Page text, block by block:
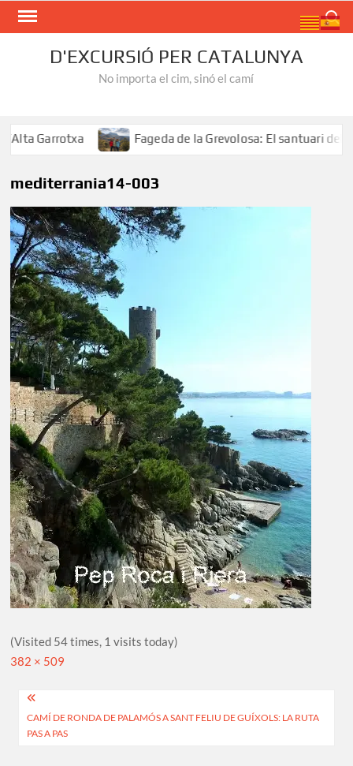
Skip
D'EXCURSIÓ PER CATALUNYA
No importa el cim, sinó el camí
Garrotxa Fageda de la Grevolosa: El santuari dels
mediterrania14-003
(Visited 54 times, 1 visits today)
Full
382 × 509
Navegació
d'entrades
CAMÍ DE RONDA DE PALAMÓS A SANT FELIU DE GUÍXOLS: LA RUTA
PAS A PAS